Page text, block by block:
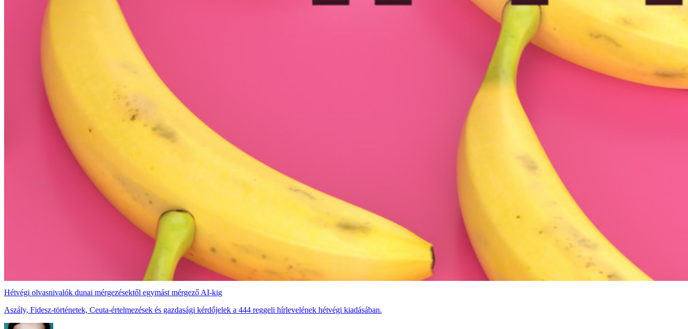
Hétvégi olvasnivalók dunai mérgezésektől egymást mérgező AI-kig
Aszály, Fidesz-történetek, Ceuta-értelmezések és gazdasági kérdőjelek a 444 reggeli hírlevelének hétvégi kiadásában.